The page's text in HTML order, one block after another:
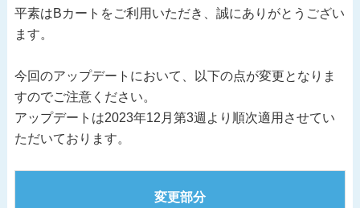
平素はBカートをご利用いただき、誠にありがとうござい
ます。
今回のアップデートにおいて、以下の点が変更となりま
すのでご注意ください。
アップデートは2023年12月第3週より順次適用させてい
ただいております。
変更部分